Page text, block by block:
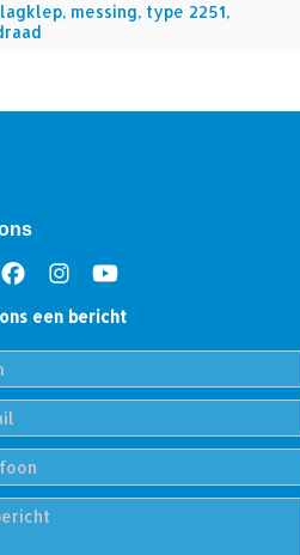
messing, type 2251,
een bericht